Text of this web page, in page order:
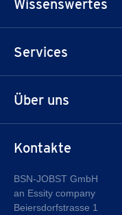
Lymphödem
Krampfadern
Besenreiser
Wissenswertes
Innovation & Qualität
Services
Fachhandel
Sicherheitsinformationen
Über uns
Qualität
Über Essity
Karriere bei Essity
Kontakte
BSN-JOBST GmbH
an Essity company
Beiersdorfstrasse 1